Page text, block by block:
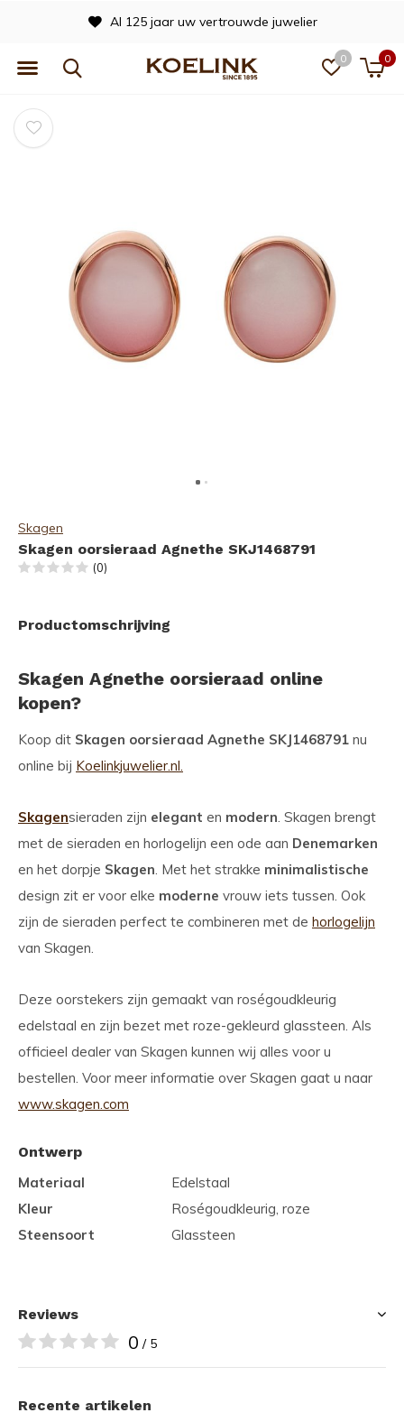
0 0
Al 125 jaar uw vertrouwde juwelier
Skagen
Skagen oorsieraad Agnethe SKJ1468791
(0)
Productomschrijving
Skagen Agnethe oorsieraad online
kopen?
Koop dit Skagen oorsieraad Agnethe SKJ1468791 nu
online bij Koelinkjuwelier.nl.
Skagensieraden zijn elegant en modern. Skagen brengt
met de sieraden en horlogelijn een ode aan Denemarken
en het dorpje Skagen. Met het strakke minimalistische
design zit er voor elke moderne vrouw iets tussen. Ook
zijn de sieraden perfect te combineren met de horlogelijn
van Skagen.
Deze oorstekers zijn gemaakt van roségoudkleurig
edelstaal en zijn bezet met roze-gekleurd glassteen. Als
officieel dealer van Skagen kunnen wij alles voor u
bestellen. Voor meer informatie over Skagen gaat u naar
www.skagen.com
Ontwerp
Materiaal
Edelstaal
Kleur
Roségoudkleurig, roze
Steensoort
Glassteen
Reviews
0 / 5
Recente artikelen